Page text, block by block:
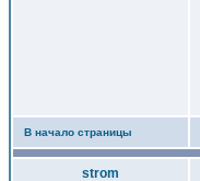
В начало страницы
strom